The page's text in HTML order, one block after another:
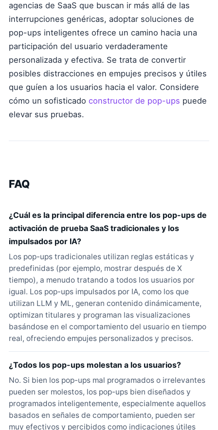
agencias de SaaS que buscan ir más allá de las
interrupciones genéricas, adoptar soluciones de
pop-ups inteligentes ofrece un camino hacia una
participación del usuario verdaderamente
personalizada y efectiva. Se trata de convertir
posibles distracciones en empujes precisos y útiles
que guíen a los usuarios hacia el valor. Considere
cómo un sofisticado constructor de pop-ups puede
elevar sus pruebas.
FAQ
¿Cuál es la principal diferencia entre los pop-ups de
activación de prueba SaaS tradicionales y los
impulsados por IA?
Los pop-ups tradicionales utilizan reglas estáticas y
predefinidas (por ejemplo, mostrar después de X
tiempo), a menudo tratando a todos los usuarios por
igual. Los pop-ups impulsados por IA, como los que
utilizan LLM y ML, generan contenido dinámicamente,
optimizan titulares y programan las visualizaciones
basándose en el comportamiento del usuario en tiempo
real, ofreciendo empujes personalizados y precisos.
¿Todos los pop-ups molestan a los usuarios?
No. Si bien los pop-ups mal programados o irrelevantes
pueden ser molestos, los pop-ups bien diseñados y
programados inteligentemente, especialmente aquellos
basados en señales de comportamiento, pueden ser
muy efectivos y percibidos como indicaciones útiles